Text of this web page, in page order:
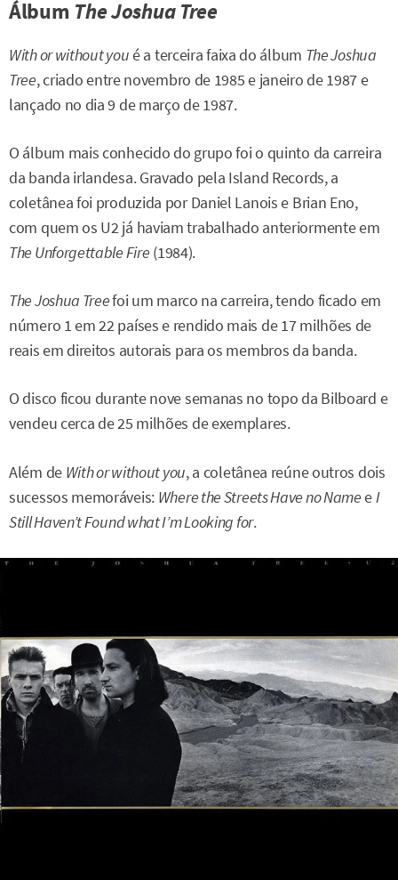
Álbum The Joshua Tree
With or without youé a terceira faixa do álbum The Joshua
Tree, criado entre novembro de 1985 e janeiro de 1987 e
lançado no dia 9 de março de 1987.
O álbum mais conhecido do grupo foi o quinto da carreira
da banda irlandesa. Gravado pela Island Records, a
coletânea foi produzida por Daniel Lanois e Brian Eno,
com quem os U2 já haviam trabalhado anteriormente em
The Unforgettable Fire (1984).
The Joshua Treefoi um marco na carreira, tendo ficado em
número 1 em 22 países e rendido mais de 17 milhões de
reais em direitos autorais para os membros da banda.
O disco ficou durante nove semanas no topo da Bilboard e
vendeu cerca de 25 milhões de exemplares.
Além de With or without you, a coletânea reúne outros dois
sucessos memoráveis: Where the Streets Have no NameeI
Still Haven’t Found what I’m Looking for.